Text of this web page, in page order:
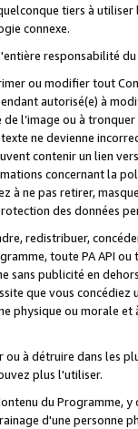
tiers à
connexe.
responsabilité
ou modifier tout
autorisé(e) à
l’image ou à
ne devienne
contenir un lien
concernant la
à ne pas retirer,
des données
redistribuer,
toute PA API
sans publicité en
que vous
physique ou morale
à détruire dans les
plus l'utiliser.
du Programme,
d'une personne